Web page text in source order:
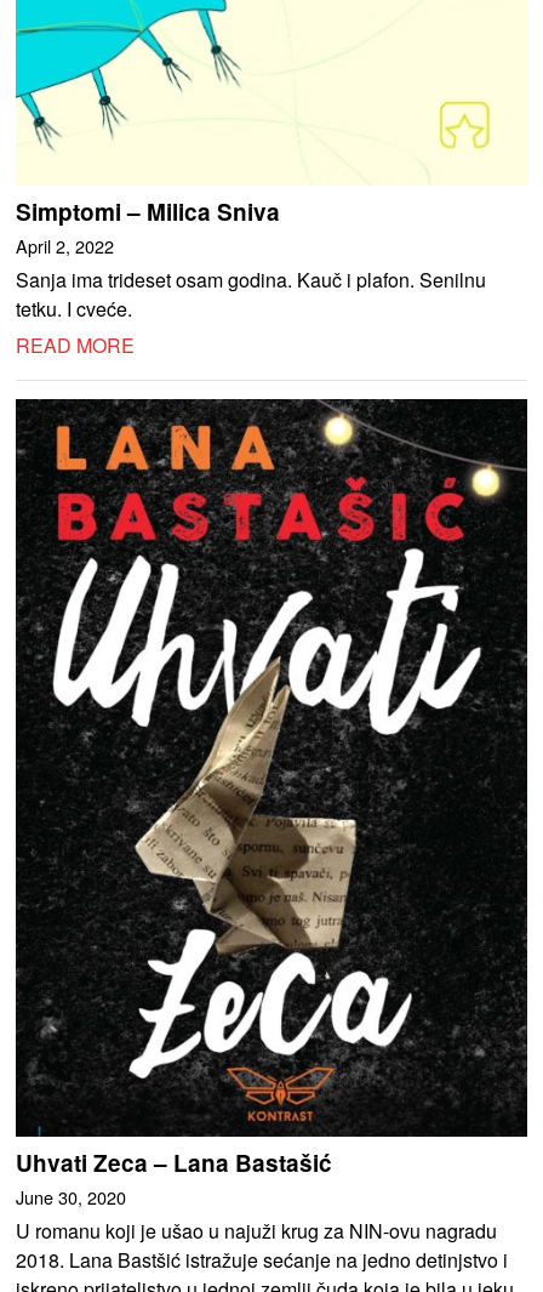
Simptomi – Milica Sniva
April 2, 2022
Sanja ima trideset osam godina. Kauč i plafon. Senilnu
tetku. I cveće.
READ MORE
Uhvati Zeca – Lana Bastašić
June 30, 2020
U romanu koji je ušao u najuži krug za NIN-ovu nagradu
2018. Lana Bastšić istražuje sećanje na jedno detinjstvo i